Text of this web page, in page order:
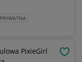
PixieGirl